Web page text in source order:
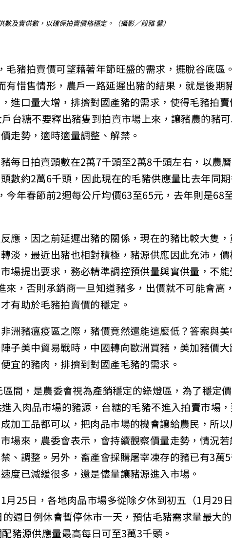
及實供數，以確保拍賣價格穩定。（攝影／段雅 馨）
豬拍賣價可望藉著年節旺盛的需求，擺脫谷底區
惜售情形，農戶一路延遲出豬的結果，就是後期
進口量大增，排擠對國產豬的需求，使得毛豬拍
台糖不要釋出豬隻到拍賣市場上來，讓豬農的豬
走勢，適時適量調整、解禁。
每日拍賣頭數在2萬7千頭至2萬8千頭左右，以農
數約2萬6千頭，因此現在的毛豬供應量比去年同
年春節前2週每公斤均價63至65元，去年則是68
應，因之前延遲出豬的關係，現在的豬比較大隻
淡，最近出豬也相對積極，豬源供應因此充沛，
場提出要求，務必精準調控預供量與實供量，不
，否則承銷商一旦知道豬多，出價就不可能會高
有助於毛豬拍賣價的穩定。
洲豬瘟疫區之際，豬價竟然還能這麼低？答案與
子美中貿易戰時，中國轉向歐洲買豬，美加豬價
宜的豬肉，排擠到對國產毛豬的需求。
間，是農委會視為產銷穩定的綠燈區，為了穩定
入肉品市場的豬源，台糖的毛豬不進入拍賣市場
加工品都可以，把肉品市場的機會讓給農民，所
場來，農委會表示，會持續觀察價量走勢，情況若
、調整。另外，畜產會採購屠宰凍存的豬已有3萬
度已減緩很多，還是儘量讓豬源進入市場。
25日，各地肉品市場多從除夕休到初五（1月29
週日例休會暫停休市一天，預估毛豬需求量最大
豬源供應量最高每日可至3萬3千頭。